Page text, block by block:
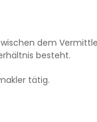
dem
besteht.
tätig.